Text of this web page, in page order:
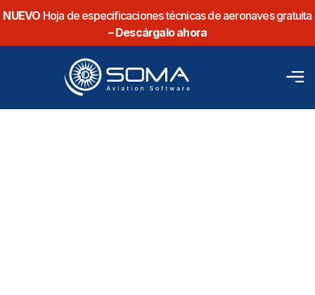
NUEVO Hoja de especificaciones técnicas de aeronaves gratuita
– Descárgalo ahora